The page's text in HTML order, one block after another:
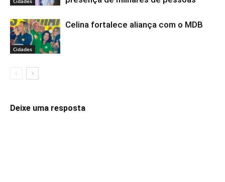
Cidades
Celina fortalece aliança com o MDB
Deixe uma resposta